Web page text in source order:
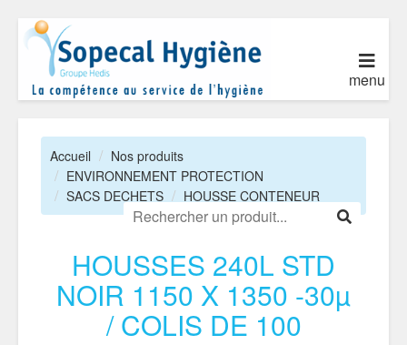
menu
Accueil
Nos produits
ENVIRONNEMENT PROTECTION
SACS DECHETS
HOUSSE CONTENEUR
HOUSSES 240L STD
NOIR 1150 X 1350 -30µ
/ COLIS DE 100